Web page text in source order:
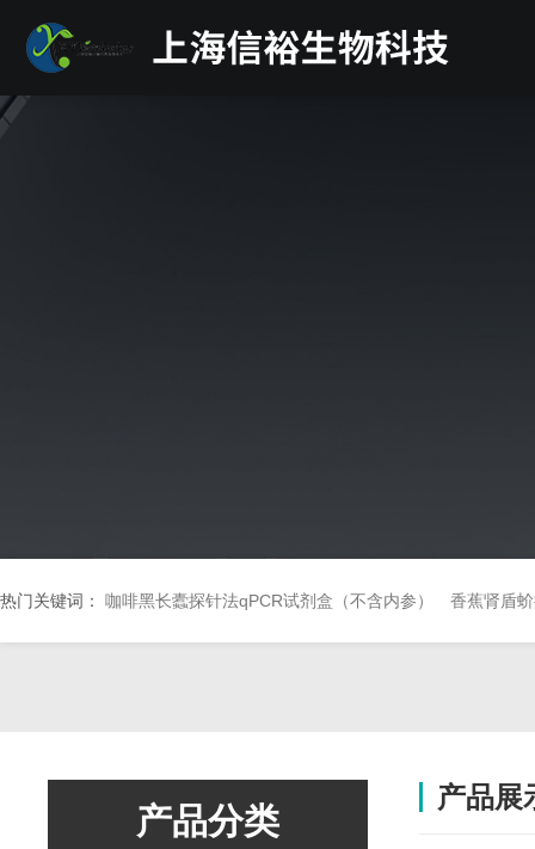
热门关键词： 咖啡黑长蠹探针法qPCR试剂盒（不含内参） 香蕉肾盾
产品分类
产品展